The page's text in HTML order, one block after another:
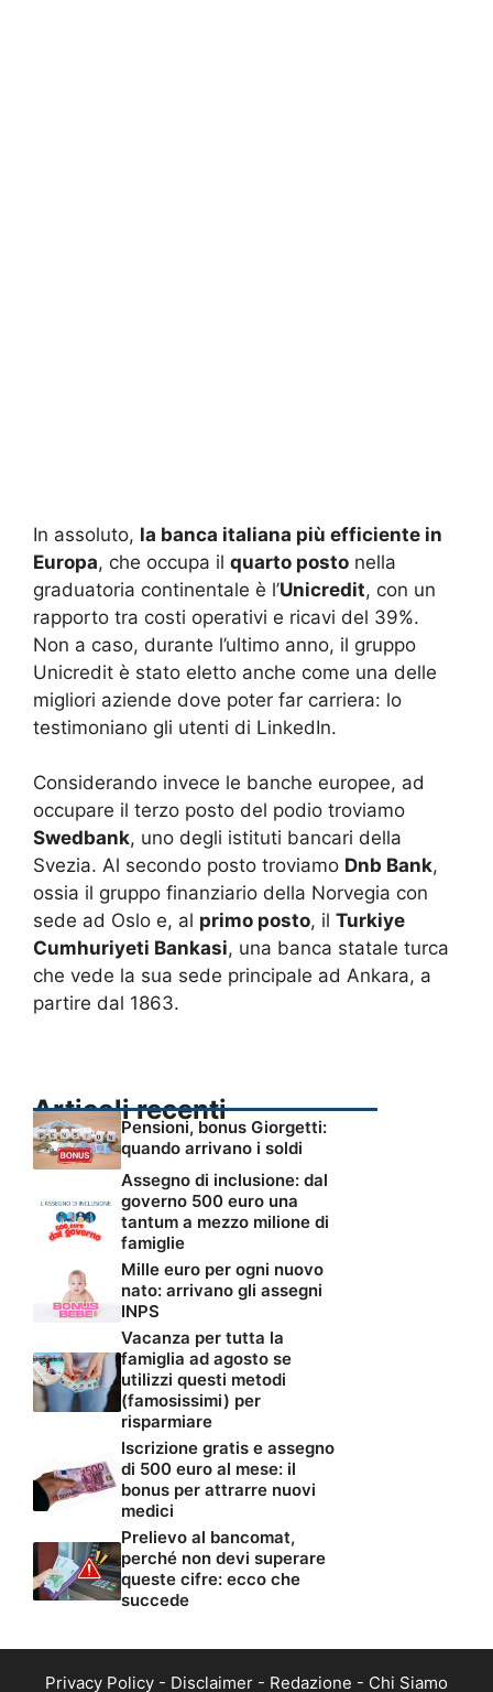
In assoluto, la banca italiana più efficiente in
Europa, che occupa il quarto posto nella
graduatoria continentale è l’Unicredit, con un
rapporto tra costi operativi e ricavi del 39%.
Non a caso, durante l’ultimo anno, il gruppo
Unicredit è stato eletto anche come una delle
migliori aziende dove poter far carriera: lo
testimoniano gli utenti di LinkedIn.
Considerando invece le banche europee, ad
occupare il terzo posto del podio troviamo
Swedbank, uno degli istituti bancari della
Svezia. Al secondo posto troviamo Dnb Bank,
ossia il gruppo finanziario della Norvegia con
sede ad Oslo e, al primo posto, il Turkiye
Cumhuriyeti Bankasi, una banca statale turca
che vede la sua sede principale ad Ankara, a
partire dal 1863.
Articoli recenti
Pensioni, bonus Giorgetti:
quando arrivano i soldi
Assegno di inclusione: dal
governo 500 euro una
tantum a mezzo milione di
famiglie
Mille euro per ogni nuovo
nato: arrivano gli assegni
INPS
Vacanza per tutta la
famiglia ad agosto se
utilizzi questi metodi
(famosissimi) per
risparmiare
Iscrizione gratis e assegno
di 500 euro al mese: il
bonus per attrarre nuovi
medici
Prelievo al bancomat,
perché non devi superare
queste cifre: ecco che
succede
Privacy Policy - Disclaimer - Redazione - Chi Siamo